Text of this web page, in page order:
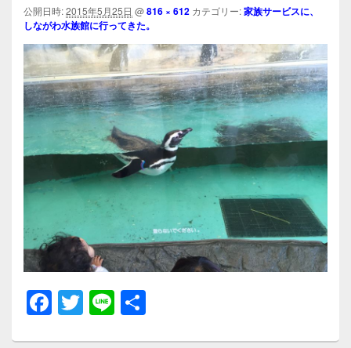
ビ
ー
シ
ョ
ン
公開日時:2015年5月25日 @816 × 612 カテゴリー:家族サービスに、
しながわ水族館に行ってきた。
F
a
T
wi
Li
n